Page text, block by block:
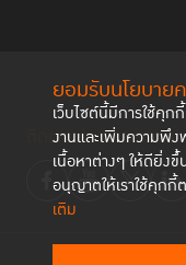
ยอมรับนโยบาย
เว็บไซต์นี้มีการใช้คุ
งานและเพิ่มความพึง
เนื้อหาต่างๆ ให้ดียิ่งขึ้
อนุญาตให้เราใช้คุกกี้
เติม
ติดตามช่องทาง social